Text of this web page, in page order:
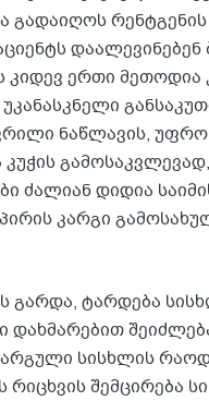
გადაიღოს
დაალევინებენ
კიდევ ერთი
ნაწლავის,
ძალიან დიდია
კარგი
გარდა, ტარდება
დახმარებით
სისხლის
შემცირება